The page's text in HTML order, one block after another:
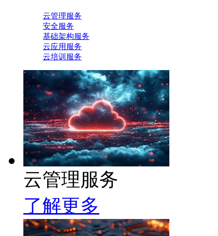
云管理服务
安全服务
基础架构服务
云应用服务
云培训服务
云管理服务
了解更多